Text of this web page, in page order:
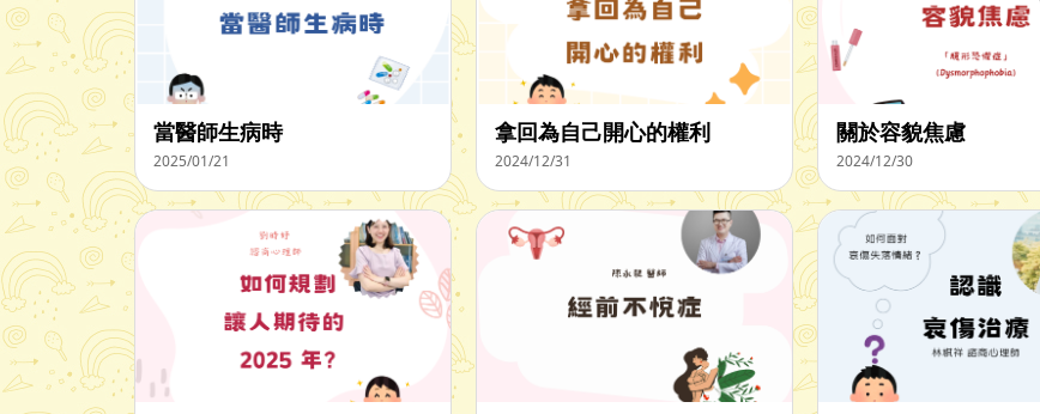
當醫師生病時
2025/01/21
拿回為自己開心的權利
2024/12/31
關於容貌焦慮
2024/12/30